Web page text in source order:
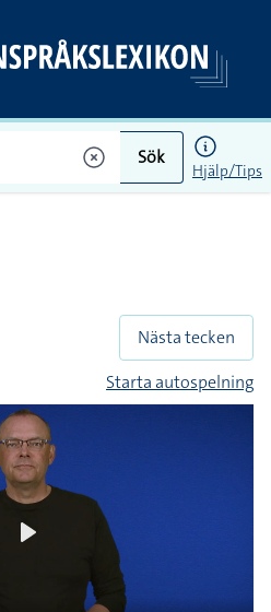
Sök
Hjälp/Tips
Nästa tecken
Starta autospelning